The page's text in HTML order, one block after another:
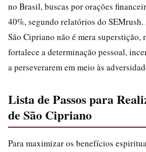
no Brasil, buscas por orações
40%, segundo relatórios do SEMrush.
São Cipriano não é mera superstição,
fortalece a determinação pessoal,
a perseverarem em meio às
Lista de Passos para
de São Cipriano
Para maximizar os benefícios